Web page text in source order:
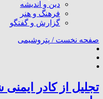
دین و اندیشه
فرهنگ و هنر
گزارش و گفتگو
صفحه نخست / پتروشیمی
تجلیل از کادر